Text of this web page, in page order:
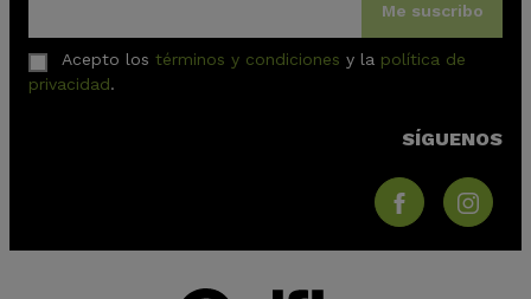
Me suscribo
Acepto los términos y condiciones y la política de
privacidad.
SÍGUENOS